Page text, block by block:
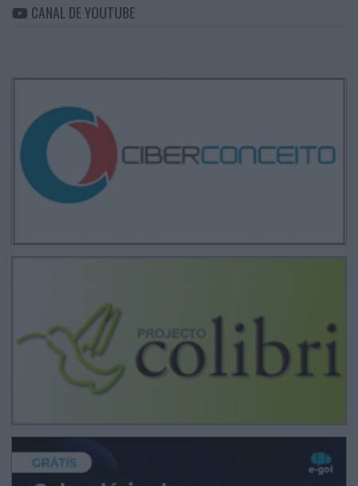
CANAL DE YOUTUBE